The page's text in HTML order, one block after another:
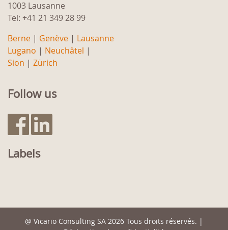
1003 Lausanne
Tel: +41 21 349 28 99
Berne | Genève | Lausanne
Lugano | Neuchâtel |
Sion | Zürich
Follow us
Labels
@ Vicario Consulting SA 2026 Tous droits réservés. |